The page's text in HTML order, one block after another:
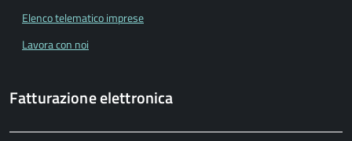
Elenco telematico imprese
Lavora con noi
Fatturazione elettronica